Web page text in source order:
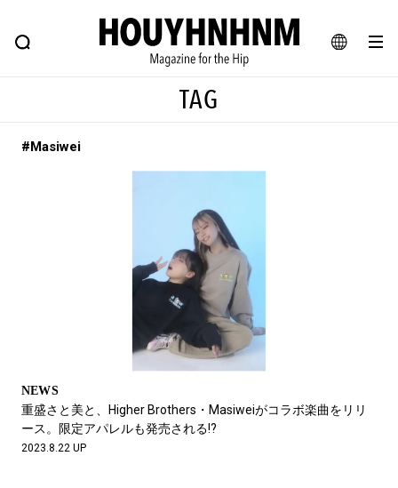
JA
FEATURE BLOG SNAP
ヒップなファッション、カルチャー、ライフスタイルWEBマガジン
#古着サミット
#マイナーグッド図鑑
#路地裏てぃーん。 #MONTHLY JOURNAL
#フイナムのYouTube
#FOCUS IT #AH.H
#FASHION #MUSIC
#LIFESTYLE
#SPORTS #HANDSOME HANDBOOK
TAG
#Masiwei
NEWS
重盛さと美と、Higher Brothers・Masiweiがコラボ楽曲をリリ
ース。限定アパレルも発売される!?
2023.8.22 UP